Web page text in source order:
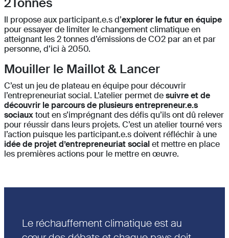
Il propose aux participant.e.s d’explorer le futur en équipe
pour essayer de limiter le changement climatique en
atteignant les 2 tonnes d’émissions de CO2 par an et par
personne, d’ici à 2050.
Mouiller le Maillot & Lancer
C’est un jeu de plateau en équipe pour découvrir
l’entrepreneuriat social. L’atelier permet desuivre et de
découvrir le parcours de plusieurs entrepreneur.e.s
sociauxtout en s’imprégnant des défis qu’ils ont dû relever
pour réussir dans leurs projets. C’est un atelier tourné vers
l’action puisque les participant.e.s doivent réfléchir à une
idée de projet d’entrepreneuriat socialet mettre en place
les premières actions pour le mettre en œuvre.
Le réchauffement climatique est au